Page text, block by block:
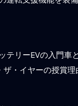
テリーEVの入門
・イヤーの授賞